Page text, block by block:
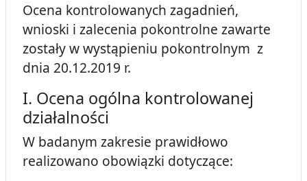
Ocena kontrolowanych zagadnień,
wnioski i zalecenia pokontrolne zawarte
zostały w wystąpieniu pokontrolnym z
dnia 20.12.2019 r.
I. Ocena ogólna kontrolowanej
działalności
W badanym zakresie prawidłowo
realizowano obowiązki dotyczące: